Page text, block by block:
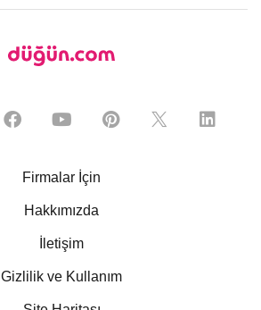
Firmalar İçin
Hakkımızda
İletişim
Gizlilik ve Kullanım